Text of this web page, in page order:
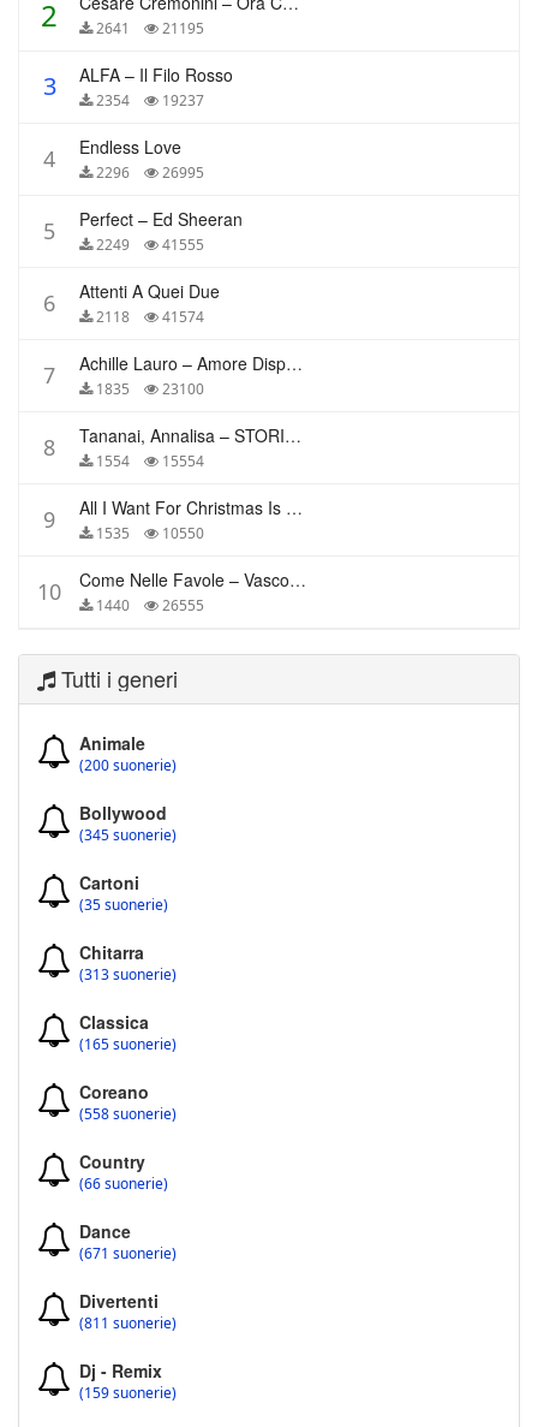
2 2641 21195
3 ALFA – Il Filo Rosso
2354 19237
4 Endless Love
2296 26995
5 Perfect – Ed Sheeran
2249 41555
6 Attenti A Quei Due
2118 41574
7 Achille Lauro – Amore Disperato
1835 23100
8 Tananai, Annalisa – STORIE BREVI
1554 15554
9 All I Want For Christmas Is You – Mariah Carey
1535 10550
10 Come Nelle Favole – Vasco Rossi
1440 26555
Tutti i generi
Animale
(200 suonerie)
Bollywood
(345 suonerie)
Cartoni
(35 suonerie)
Chitarra
(313 suonerie)
Classica
(165 suonerie)
Coreano
(558 suonerie)
Country
(66 suonerie)
Dance
(671 suonerie)
Divertenti
(811 suonerie)
Dj - Remix
(159 suonerie)